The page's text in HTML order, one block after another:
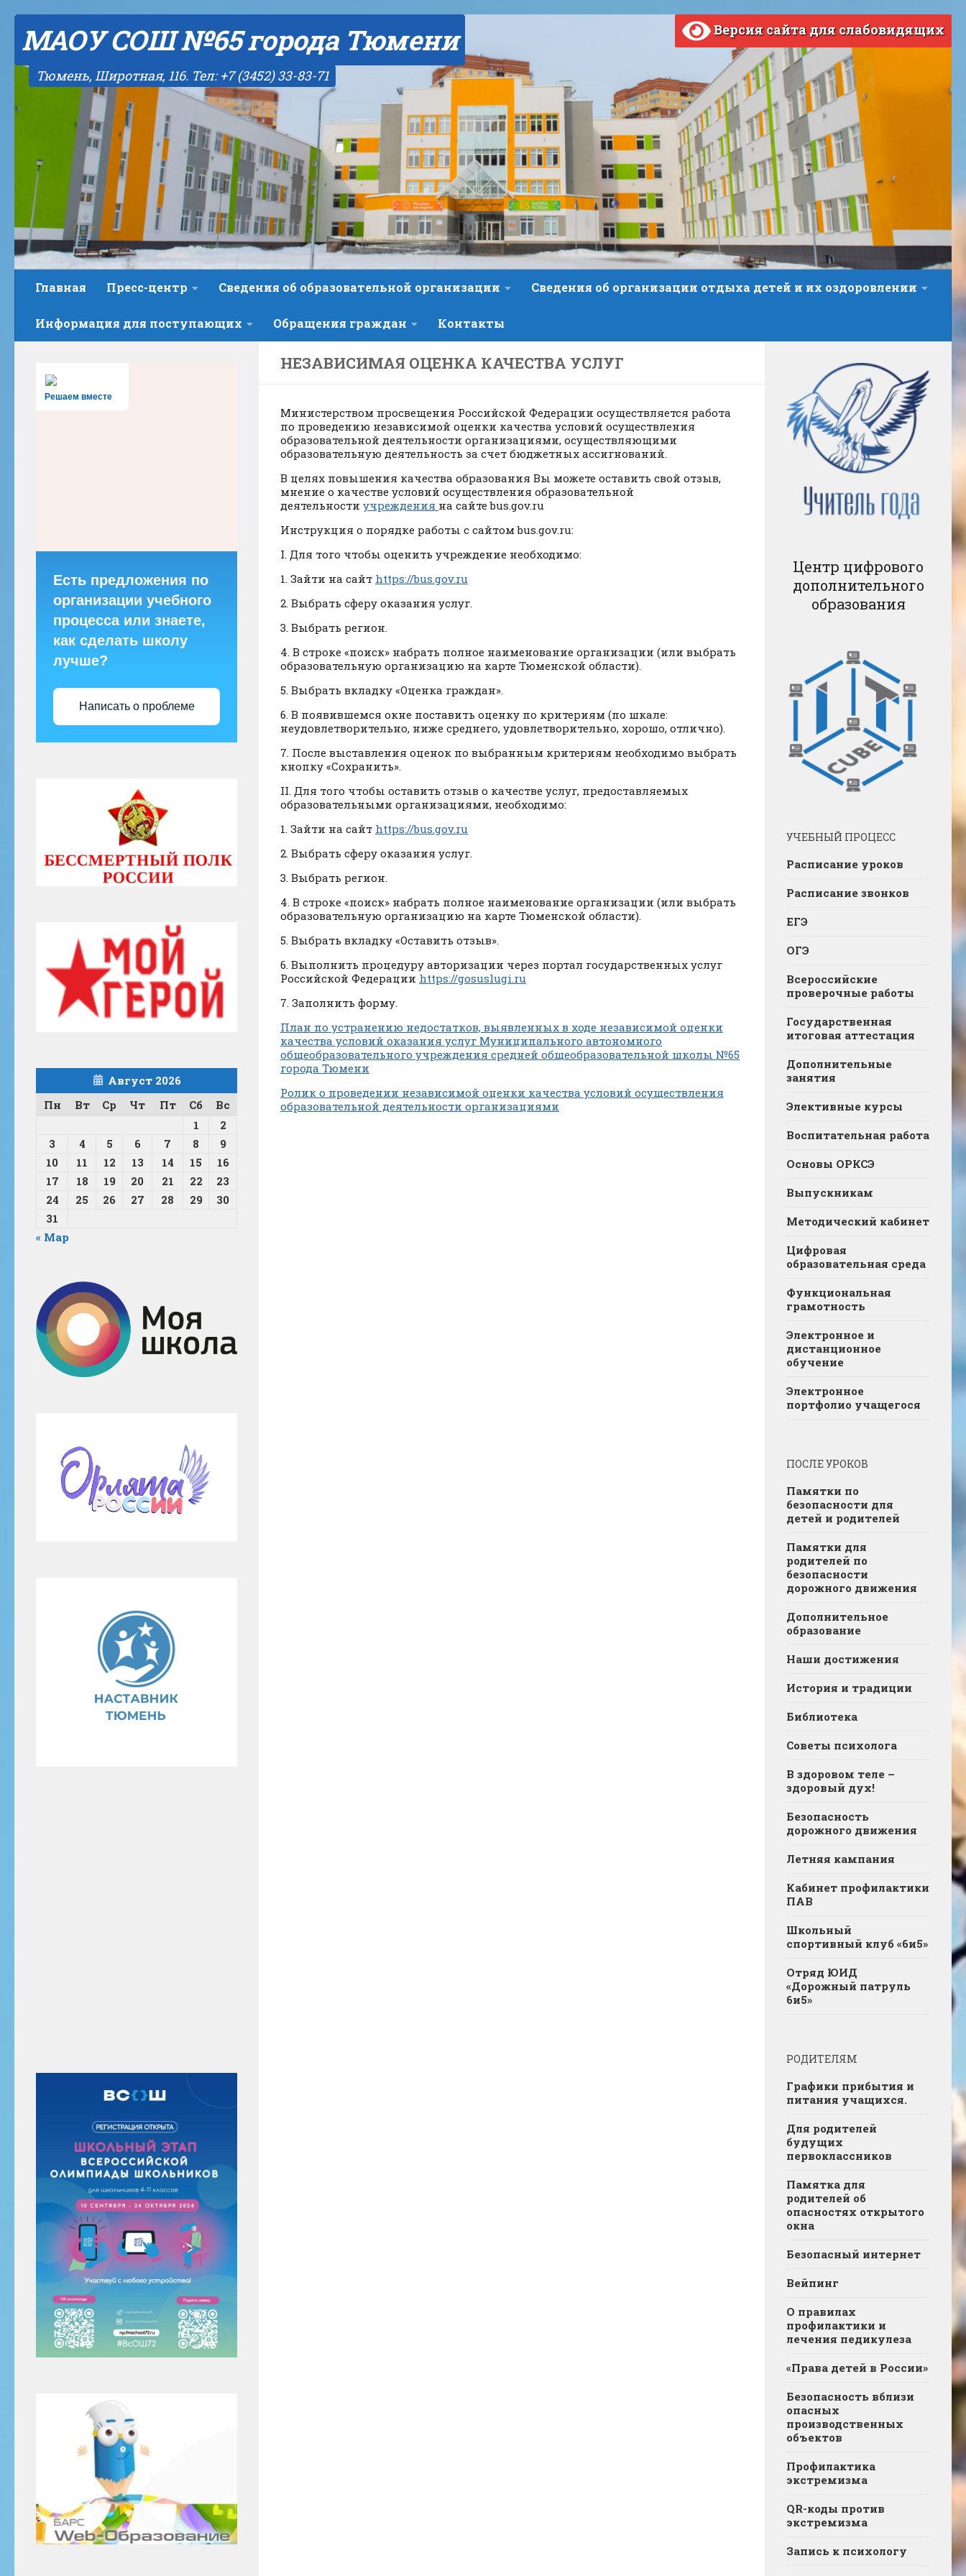
МАОУ СОШ №65 города Тюмени
Тюмень, Широтная, 116. Тел: +7 (3452) 33-83-71
Версия сайта для слабовидящих
Главная Пресс-центр Сведения об образовательной организации Сведения об организации отдыха детей и их оздоровлении
Информация для поступающих Обращения граждан Контакты
НЕЗАВИСИМАЯ ОЦЕНКА КАЧЕСТВА УСЛУГ
Министерством просвещения Российской Федерации осуществляется работа
по проведению независимой оценки качества условий осуществления
образовательной деятельности организациями, осуществляющими
образовательную деятельность за счет бюджетных ассигнований.
В целях повышения качества образования Вы можете оставить свой отзыв,
мнение о качестве условий осуществления образовательной
деятельности учреждения на сайте bus.gov.ru
Инструкция о порядке работы с сайтом bus.gov.ru:
I. Для того чтобы оценить учреждение необходимо:
1. Зайти на сайт https://bus.gov.ru
2. Выбрать сферу оказания услуг.
3. Выбрать регион.
4. В строке «поиск» набрать полное наименование организации (или выбрать
образовательную организацию на карте Тюменской области).
5. Выбрать вкладку «Оценка граждан».
6. В появившемся окне поставить оценку по критериям (по шкале:
неудовлетворительно, ниже среднего, удовлетворительно, хорошо, отлично).
7. После выставления оценок по выбранным критериям необходимо выбрать
кнопку «Сохранить».
II. Для того чтобы оставить отзыв о качестве услуг, предоставляемых
образовательными организациями, необходимо:
1. Зайти на сайт https://bus.gov.ru
2. Выбрать сферу оказания услуг.
3. Выбрать регион.
4. В строке «поиск» набрать полное наименование организации (или выбрать
образовательную организацию на карте Тюменской области).
5. Выбрать вкладку «Оставить отзыв».
6. Выполнить процедуру авторизации через портал государственных услуг
Российской Федерации https://gosuslugi.ru
7. Заполнить форму.
План по устранению недостатков, выявленных в ходе независимой оценки
качества условий оказания услуг Муниципального автономного
общеобразовательного учреждения средней общеобразовательной школы №65
города Тюмени
Ролик о проведении независимой оценки качества условий осуществления
образовательной деятельности организациями
Решаем вместе
Есть предложения по
организации учебного
процесса или знаете,
как сделать школу
лучше?
Написать о проблеме
Август 2026
Пн
Вт Ср Чт Пт Сб
Вс
1
2
3
4 5 6 7 8
9
10
11 12 13 14 15
16
17
18 19 20 21 22
23
24
25 26 27 28 29
30
31
« Мар
Центр цифрового
дополнительного
образования
УЧЕБНЫЙ ПРОЦЕСС
Расписание уроков
Расписание звонков
ЕГЭ
ОГЭ
Всероссийские
проверочные работы
Государственная
итоговая аттестация
Дополнительные
занятия
Элективные курсы
Воспитательная работа
Основы ОРКСЭ
Выпускникам
Методический кабинет
Цифровая
образовательная среда
Функциональная
грамотность
Электронное и
дистанционное
обучение
Электронное
портфолио учащегося
ПОСЛЕ УРОКОВ
Памятки по
безопасности для
детей и родителей
Памятки для
родителей по
безопасности
дорожного движения
Дополнительное
образование
Наши достижения
История и традиции
Библиотека
Советы психолога
В здоровом теле –
здоровый дух!
Безопасность
дорожного движения
Летняя кампания
Кабинет профилактики
ПАВ
Школьный
спортивный клуб «6и5»
Отряд ЮИД
«Дорожный патруль
6и5»
РОДИТЕЛЯМ
Графики прибытия и
питания учащихся.
Для родителей
будущих
первоклассников
Памятка для
родителей об
опасностях открытого
окна
Безопасный интернет
Вейпинг
О правилах
профилактики и
лечения педикулеза
«Права детей в России»
Безопасность вблизи
опасных
производственных
объектов
Профилактика
экстремизма
QR-коды против
экстремизма
Запись к психологу